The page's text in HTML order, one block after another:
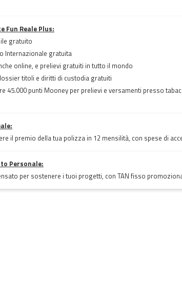
Fun Reale Plus:
gratuito
Internazionale gratuita
online, e prelievi gratuiti in tutto il mondo
titoli e diritti di custodia gratuiti
45.000 punti Mooney per prelievi e versamenti presso
il premio della tua polizza in 12 mensilità, con spese di
Personale:
per sostenere i tuoi progetti, con TAN fisso